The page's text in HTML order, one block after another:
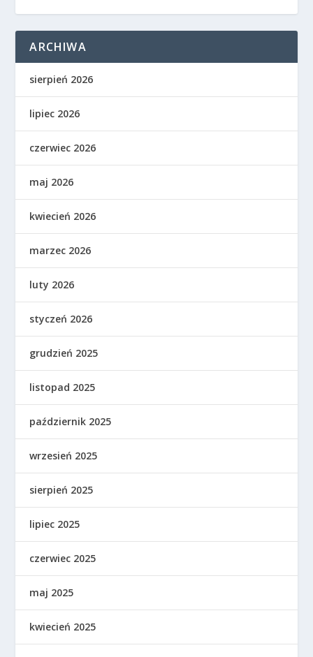
ARCHIWA
sierpień 2026
lipiec 2026
czerwiec 2026
maj 2026
kwiecień 2026
marzec 2026
luty 2026
styczeń 2026
grudzień 2025
listopad 2025
październik 2025
wrzesień 2025
sierpień 2025
lipiec 2025
czerwiec 2025
maj 2025
kwiecień 2025